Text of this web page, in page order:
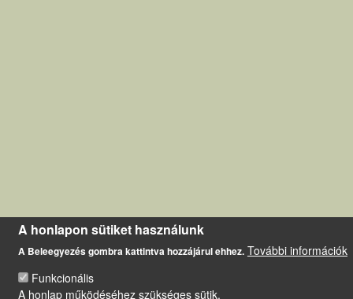
A honlapon sütiket használunk
A Beleegyezés gombra kattintva hozzájárul ehhez. További információk
Funkcionális
A honlap működéséhez szükséges sütik.